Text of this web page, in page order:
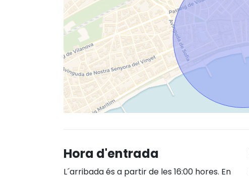
Hora d'entrada
L´arribada és a partir de les 16:00 hores. En